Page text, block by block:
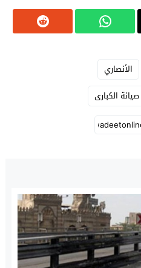
الأنصاري
الكبارى